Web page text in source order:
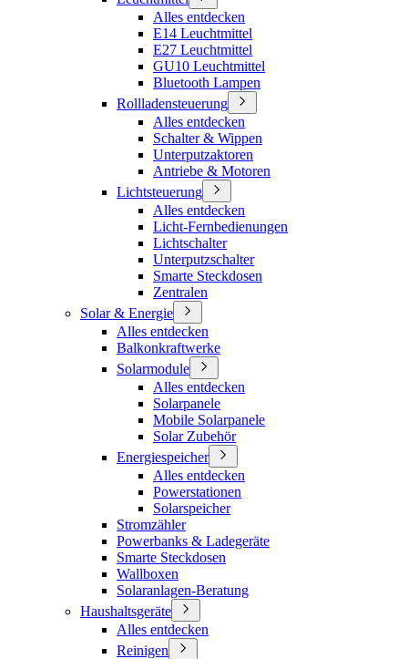
Alles entdecken
E14 Leuchtmittel
E27 Leuchtmittel
GU10 Leuchtmittel
Bluetooth Lampen
Rollladensteuerung
Alles entdecken
Schalter & Wippen
Unterputzaktoren
Antriebe & Motoren
Lichtsteuerung
Alles entdecken
Licht-Fernbedienungen
Lichtschalter
Unterputzschalter
Smarte Steckdosen
Zentralen
Solar & Energie
Alles entdecken
Balkonkraftwerke
Solarmodule
Alles entdecken
Solarpanele
Mobile Solarpanele
Solar Zubehör
Energiespeicher
Alles entdecken
Powerstationen
Solarspeicher
Stromzähler
Powerbanks & Ladegeräte
Smarte Steckdosen
Wallboxen
Solaranlagen-Beratung
Haushaltsgeräte
Alles entdecken
Reinigen